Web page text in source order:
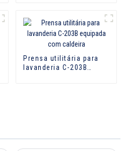
Prensa utilitária para
lavanderia C-203B